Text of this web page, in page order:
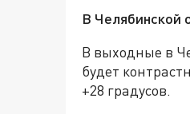
В Челябинской
В выходные в
будет
+28 градусов.